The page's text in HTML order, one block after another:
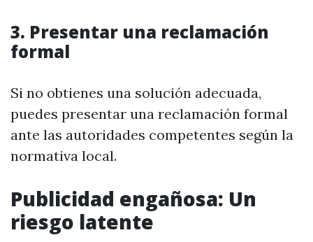
3. Presentar una reclamación
formal
Si no obtienes una solución adecuada,
puedes presentar una reclamación formal
ante las autoridades competentes según la
normativa local.
Publicidad engañosa: Un
riesgo latente